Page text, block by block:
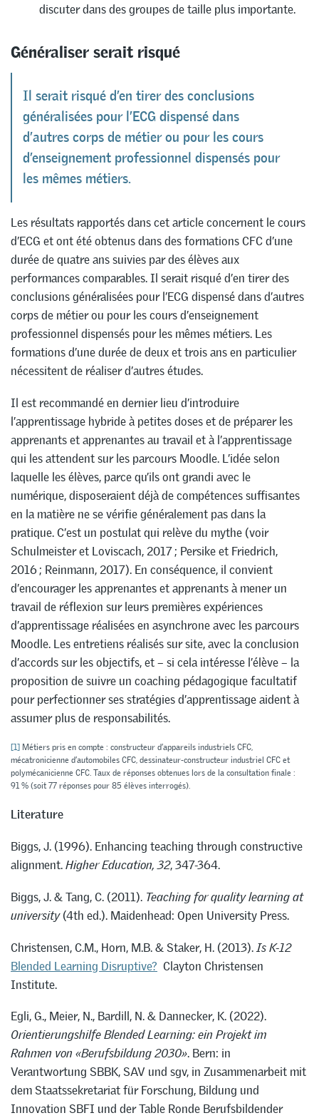
discuter dans des groupes de taille plus importante.
Généraliser serait risqué
Il serait risqué d’en tirer des conclusions
généralisées pour l’ECG dispensé dans
d’autres corps de métier ou pour les cours
d’enseignement professionnel dispensés pour
les mêmes métiers.
Les résultats rapportés dans cet article concernent le cours
d’ECG et ont été obtenus dans des formations CFC d’une
durée de quatre ans suivies par des élèves aux
performances comparables. Il serait risqué d’en tirer des
conclusions généralisées pour l’ECG dispensé dans d’autres
corps de métier ou pour les cours d’enseignement
professionnel dispensés pour les mêmes métiers. Les
formations d’une durée de deux et trois ans en particulier
nécessitent de réaliser d’autres études.
Il est recommandé en dernier lieu d’introduire
l’apprentissage hybride à petites doses et de préparer les
apprenants et apprenantes au travail et à l’apprentissage
qui les attendent sur les parcours Moodle. L’idée selon
laquelle les élèves, parce qu’ils ont grandi avec le
numérique, disposeraient déjà de compétences suffisantes
en la matière ne se vérifie généralement pas dans la
pratique. C’est un postulat qui relève du mythe (voir
Schulmeister et Loviscach, 2017 ; Persike et Friedrich,
2016 ; Reinmann, 2017). En conséquence, il convient
d’encourager les apprenantes et apprenants à mener un
travail de réflexion sur leurs premières expériences
d’apprentissage réalisées en asynchrone avec les parcours
Moodle. Les entretiens réalisés sur site, avec la conclusion
d’accords sur les objectifs, et – si cela intéresse l’élève – la
proposition de suivre un coaching pédagogique facultatif
pour perfectionner ses stratégies d’apprentissage aident à
assumer plus de responsabilités.
[1] Métiers pris en compte : constructeur d’appareils industriels CFC,
mécatronicienne d’automobiles CFC, dessinateur-constructeur industriel CFC et
polymécanicienne CFC. Taux de réponses obtenues lors de la consultation finale :
91 % (soit 77 réponses pour 85 élèves interrogés).
Literature
Biggs, J. (1996). Enhancing teaching through constructive
alignment.Higher Education, 32, 347-364.
Biggs, J. & Tang, C. (2011). Teaching for quality learning at
university(4th ed.). Maidenhead: Open University Press.
Christensen, C.M., Horn, M.B. & Staker, H. (2013).Is K-12
Blended Learning Disruptive? Clayton Christensen
Institute.
Egli, G., Meier, N., Bardill, N. & Dannecker, K. (2022).
Orientierungshilfe Blended Learning: ein Projekt im
Rahmen von «Berufsbildung 2030». Bern: in
Verantwortung SBBK, SAV und sgv, in Zusammenarbeit mit
dem Staatssekretariat für Forschung, Bildung und
Innovation SBFI und der Table Ronde Berufsbildender